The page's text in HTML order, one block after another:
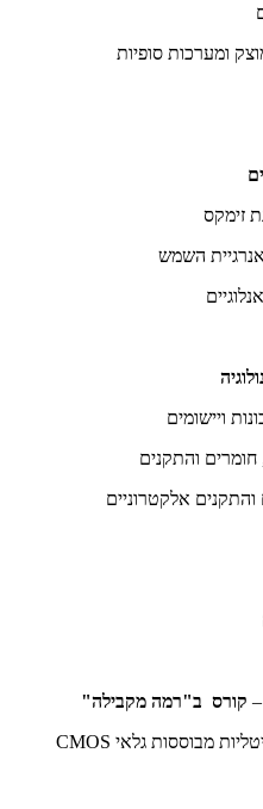
ומערכות סופיות
זימקס
השמש
ויישומים
חומרים והתקנים
והתקנים אלקטרוניים
קורס ב"רמה מקבילה"
מבוססות גלאי CMOS